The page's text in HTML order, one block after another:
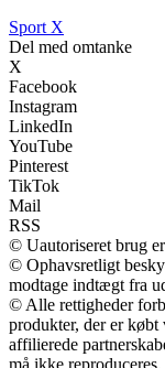
Sport X
Del med omtanke
X
Facebook
Instagram
LinkedIn
YouTube
Pinterest
TikTok
Mail
RSS
© Uautoriseret brug
© Ophavsretligt
modtage indtægt fra
© Alle rettigheder
produkter, der er købt
affilierede
må ikke